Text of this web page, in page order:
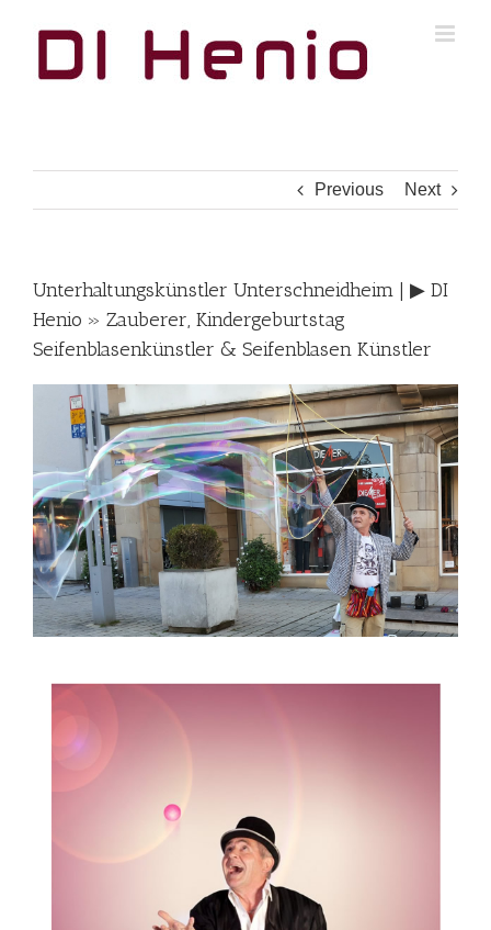
Previous Next
Unterhaltungskünstler Unterschneidheim | ▶︎ DI
Henio » Zauberer, Kindergeburtstag
Seifenblasenkünstler & Seifenblasen Künstler